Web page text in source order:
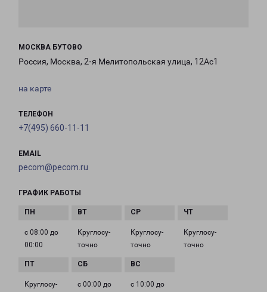
МОСКВА БУТОВО
Россия, Москва, 2-я Мелитопольская улица, 12Ас1
на карте
ТЕЛЕФОН
+7(495) 660-11-11
EMAIL
pecom@pecom.ru
ГРАФИК РАБОТЫ
с 08:00 до
00:00
Круглосу­
точно
Круглосу­
точно
Круглосу­
точно
Круглосу­
с 00:00 до
с 10:00 до